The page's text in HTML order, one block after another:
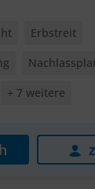
Erbstreit
+ 7 weitere